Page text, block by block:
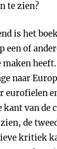
te zien?
is het
een of
maken
naar
kant van
de
kritiek